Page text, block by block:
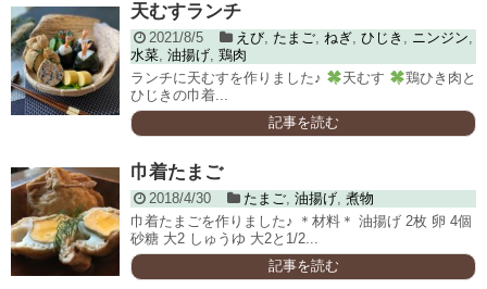
天むすランチ
2021/8/5 えび, たまご, ねぎ, ひじき , ニンジン,
水菜, 油揚げ, 鶏肉
ランチに天むすを作りました♪
天むす
鶏ひき肉と
ひじきの巾着...
記事を読む
巾着たまご
2018/4/30 たまご, 油揚げ, 煮物
巾着たまごを作りました♪ ＊材料＊ 油揚げ 2枚 卵 4個
砂糖 大2 しゅうゆ 大2と1/2...
記事を読む